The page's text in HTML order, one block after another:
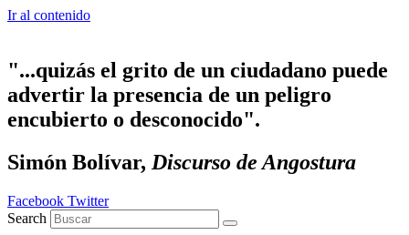
Ir al contenido
"...quizás el grito de un ciudadano puede
advertir la presencia de un peligro
encubierto o desconocido".
Simón Bolívar, Discurso de Angostura
Facebook Twitter
Search